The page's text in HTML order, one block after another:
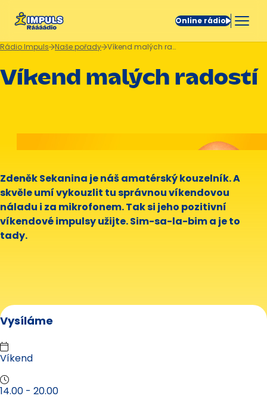
Online rádio
Rádio Impuls Naše pořady Víkend malých radostí
Víkend malých radostí
Zdeněk Sekanina je náš amatérský kouzelník. A
skvěle umí vykouzlit tu správnou víkendovou
náladu i za mikrofonem. Tak si jeho pozitivní
víkendové impulsy užijte. Sim-sa-la-bim a je to
tady.
Vysíláme
Víkend
14.00 - 20.00